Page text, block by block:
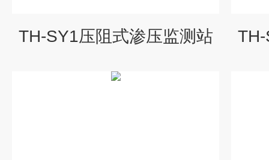
TH-SY1压阻式渗压监测站